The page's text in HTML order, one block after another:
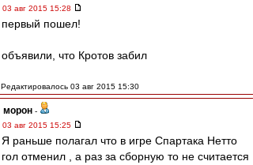
03 авг 2015 15:28
первый пошел!
объявили, что Кротов забил
Редактировалось 03 авг 2015 15:30
морон -
03 авг 2015 15:25
Я раньше полагал что в игре Спартака Нетто
гол отменил , а раз за сборную то не считается